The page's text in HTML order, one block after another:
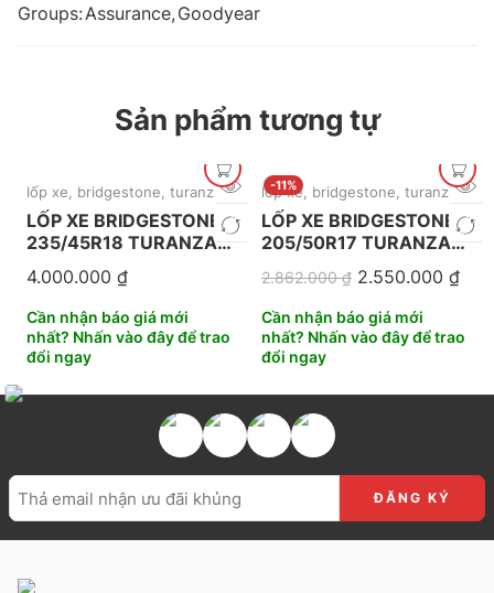
Groups:Assurance, Goodyear
Sản phẩm tương tự
lốp xe, bridgestone, turanza ,mới nhất
LỐP XE BRIDGESTONE
235/45R18 TURANZA
T06
4.000.000 ₫
Cần nhận báo giá mới
nhất? Nhấn vào đây để trao
đổi ngay
-11%
lốp xe, bridgestone, turanza ,mới
LỐP XE BRIDGESTONE
205/50R17 TURANZA
T06 INDONESIA
2.862.000₫ 2.550.000 ₫
Cần nhận báo giá mới
nhất? Nhấn vào đây để trao
đổi ngay